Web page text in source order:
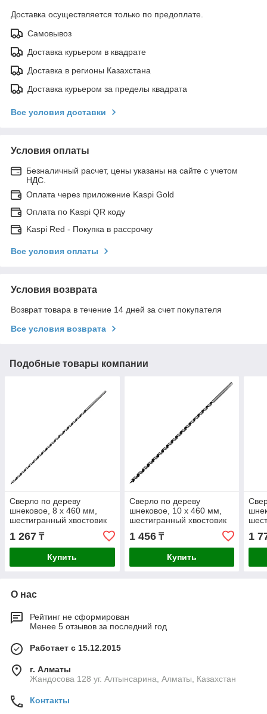
Доставка осуществляется только по предоплате.
Самовывоз
Доставка курьером в квадрате
Доставка в регионы Казахстана
Доставка курьером за пределы квадрата
Все условия доставки
Условия оплаты
Безналичный расчет, цены указаны на сайте с учетом
НДС.
Оплата через приложение Kaspi Gold
Оплата по Kaspi QR коду
Kaspi Red - Покупка в рассрочку
Все условия оплаты
Условия возврата
Возврат товара в течение 14 дней за счет покупателя
Все условия возврата
Подобные товары компании
Сверло по дереву
шнековое, 8 х 460 мм,
шестигранный хвостовик
1 267 ₸
Купить
Сверло по дереву
шнековое, 10 х 460 мм,
шестигранный хвостовик
1 456₸
Купить
1
О нас
Рейтинг не сформирован
Менее 5 отзывов за последний год
Работает с 15.12.2015
г. Алматы
Жандосова 128 уг. Алтынсарина, Алматы, Казахстан
Контакты